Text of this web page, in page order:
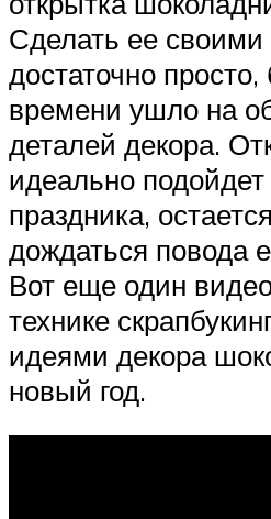
Сделать ее своими
достаточно
времени ушло на
деталей декора.
идеально
праздника,
дождаться повода
Вот еще один
технике
идеями декора
новый год.